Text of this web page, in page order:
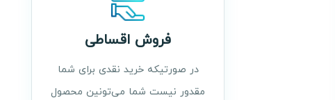
فروش اقساطی
در صورتیکه خرید نقدی برای شما
مقدور نیست شما می‌تونین محصول